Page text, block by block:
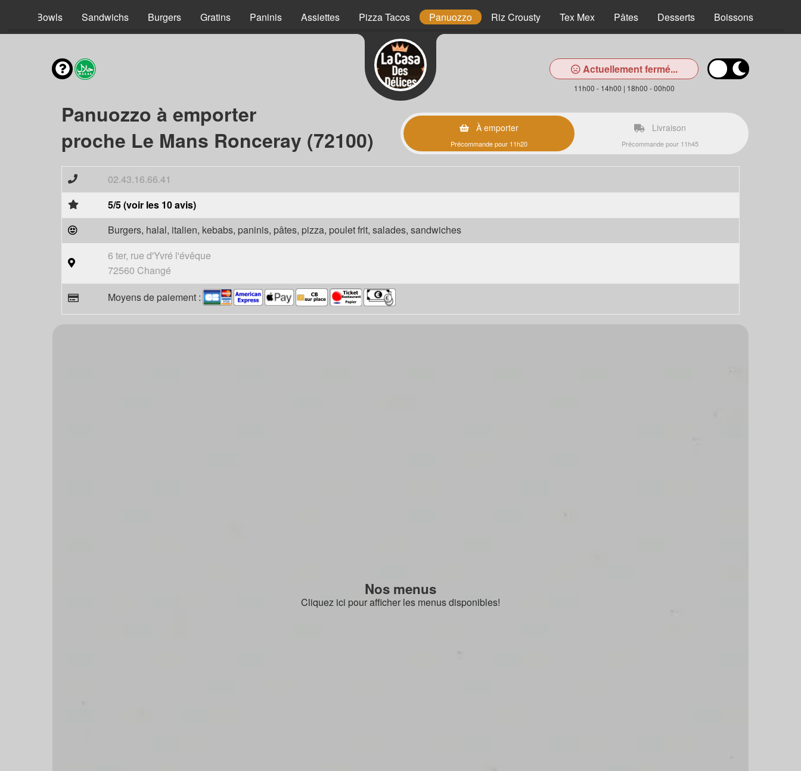
Bowls Sandwichs Burgers Gratins Paninis Assiettes Pizza Tacos Panuozzo Riz Crousty Tex Mex Pâtes Desserts Boissons
Actuellement fermé...
11h00 - 14h00 | 18h00 - 00h00
Panuozzo à emporter
proche Le Mans Ronceray (72100)
À emporter
Précommande pour 11h20
Livraison
Précommande pour 11h45
02.43.16.66.41
5/5 (voir les 10 avis)
Burgers, halal, italien, kebabs, paninis, pâtes, pizza, poulet frit, salades, sandwiches
6 ter, rue d'Yvré l'évêque
72560 Changé
Moyens de paiement :
Nos menus
Cliquez ici pour afficher les menus disponibles!